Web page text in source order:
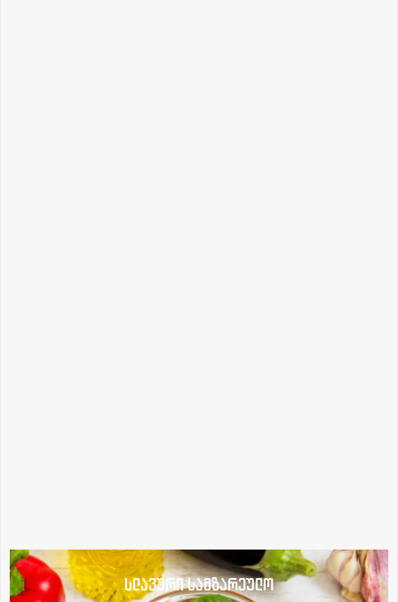
სლავური სამზარეულო